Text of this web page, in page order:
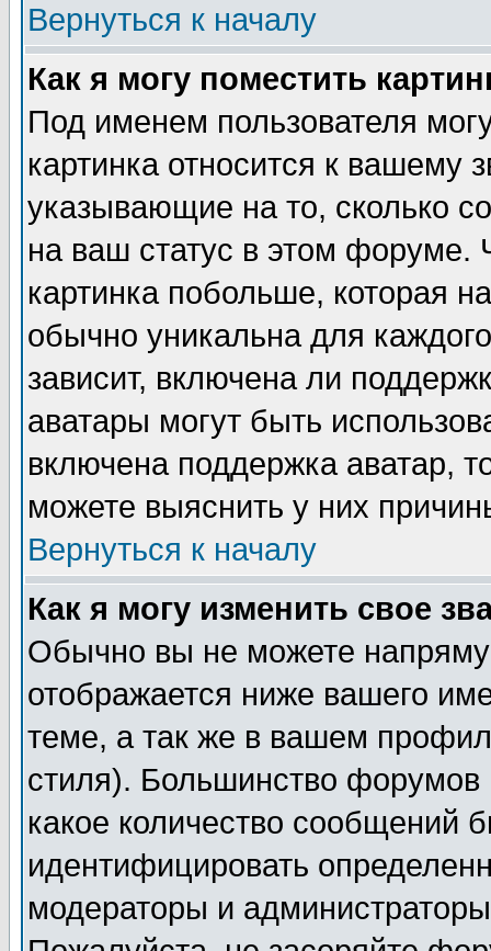
Вернуться к началу
Как я могу поместить
Под именем пользователя
картинка относится к вашему
указывающие на то, сколько
на ваш статус в этом форуме.
картинка побольше, которая
обычно уникальна для
зависит, включена ли
аватары могут быть
включена поддержка аватар,
можете выяснить у них
Вернуться к началу
Как я могу изменить свое
Обычно вы не можете
отображается ниже вашего
теме, а так же в вашем
стиля). Большинство форумов
какое количество сообщений
идентифицировать
модераторы и